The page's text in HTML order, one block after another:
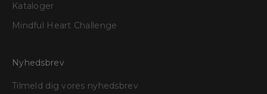
Kataloger
Mindful Heart Challenge
Nyhedsbrev
Tilmeld dig vores nyhedsbrev